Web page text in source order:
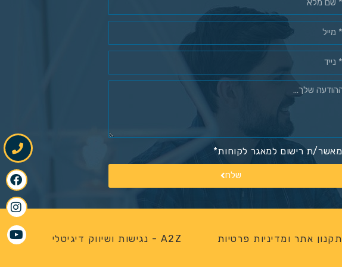
מאשר/ת רישום למאגר לקוחות*
שלח
תקנון אתר ומדיניות פרטיות A2Z - נגישות ושיווק דיגיטלי